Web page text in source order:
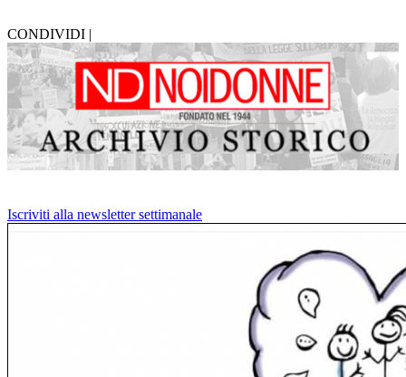
CONDIVIDI |
Iscriviti alla newsletter settimanale